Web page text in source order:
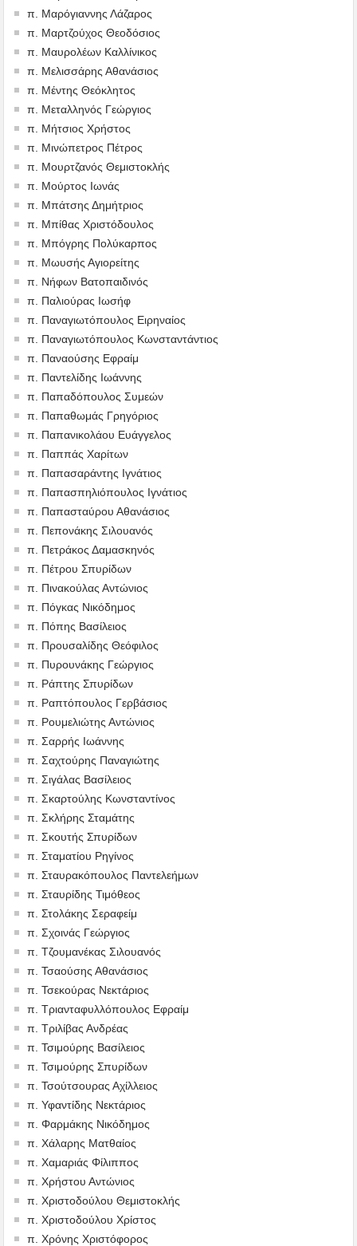
π. Μαρόγιαννης Λάζαρος
π. Μαρτζούχος Θεοδόσιος
π. Μαυρολέων Καλλίνικος
π. Μελισσάρης Αθανάσιος
π. Μέντης Θεόκλητος
π. Μεταλληνός Γεώργιος
π. Μήτσιος Χρήστος
π. Μινώπετρος Πέτρος
π. Μουρτζανός Θεμιστοκλής
π. Μούρτος Ιωνάς
π. Μπάτσης Δημήτριος
π. Μπίθας Χριστόδουλος
π. Μπόγρης Πολύκαρπος
π. Μωυσής Αγιορείτης
π. Νήφων Βατοπαιδινός
π. Παλιούρας Ιωσήφ
π. Παναγιωτόπουλος Ειρηναίος
π. Παναγιωτόπουλος Κωνσταντάντιος
π. Παναούσης Εφραίμ
π. Παντελίδης Ιωάννης
π. Παπαδόπουλος Συμεών
π. Παπαθωμάς Γρηγόριος
π. Παπανικολάου Ευάγγελος
π. Παππάς Χαρίτων
π. Παπασαράντης Ιγνάτιος
π. Παπασπηλιόπουλος Ιγνάτιος
π. Παπασταύρου Αθανάσιος
π. Πεπονάκης Σιλουανός
π. Πετράκος Δαμασκηνός
π. Πέτρου Σπυρίδων
π. Πινακούλας Αντώνιος
π. Πόγκας Νικόδημος
π. Πόπης Βασίλειος
π. Προυσαλίδης Θεόφιλος
π. Πυρουνάκης Γεώργιος
π. Ράπτης Σπυρίδων
π. Ραπτόπουλος Γερβάσιος
π. Ρουμελιώτης Αντώνιος
π. Σαρρής Ιωάννης
π. Σαχτούρης Παναγιώτης
π. Σιγάλας Βασίλειος
π. Σκαρτούλης Κωνσταντίνος
π. Σκλήρης Σταμάτης
π. Σκουτής Σπυρίδων
π. Σταματίου Ρηγίνος
π. Σταυρακόπουλος Παντελεήμων
π. Σταυρίδης Τιμόθεος
π. Στολάκης Σεραφείμ
π. Σχοινάς Γεώργιος
π. Τζουμανέκας Σιλουανός
π. Τσαούσης Αθανάσιος
π. Τσεκούρας Νεκτάριος
π. Τριανταφυλλόπουλος Εφραίμ
π. Τριλίβας Ανδρέας
π. Τσιμούρης Βασίλειος
π. Τσιμούρης Σπυρίδων
π. Τσούτσουρας Αχίλλειος
π. Υφαντίδης Νεκτάριος
π. Φαρμάκης Νικόδημος
π. Χάλαρης Ματθαίος
π. Χαμαριάς Φίλιππος
π. Χρήστου Αντώνιος
π. Χριστοδούλου Θεμιστοκλής
π. Χριστοδούλου Χρίστος
π. Χρόνης Χριστόφορος